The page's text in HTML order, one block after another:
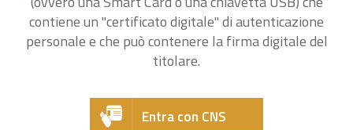
contiene un "certificato digitale" di autenticazione
personale e che può contenere la firma digitale del
titolare.
Entra con CNS